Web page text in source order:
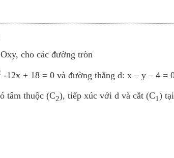
cho các đường tròn
-12x + 18 = 0 và đường thẳng d: x – y – 4 =
tâm thuộc (C2), tiếp xúc với d và cắt (C1)